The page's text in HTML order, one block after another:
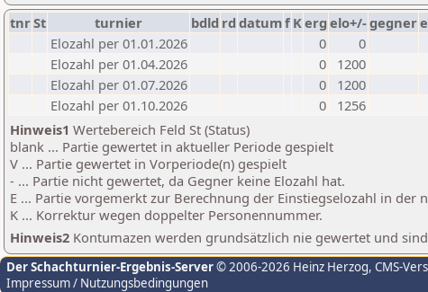
tnrSt turnier bdld rd datumf Kerg elo+/-gegner
Elozahl per 01.01.2026
0
0
Elozahl per 01.04.2026
0
1200
Elozahl per 01.07.2026
0
1200
Elozahl per 01.10.2026
0
1256
Hinweis1 Wertebereich Feld St (Status)
blank ... Partie gewertet in aktueller Periode gespielt
V ... Partie gewertet in Vorperiode(n) gespielt
- ... Partie nicht gewertet, da Gegner keine Elozahl hat.
E ... Partie vorgemerkt zur Berechnung der Einstiegselozahl in der
K ... Korrektur wegen doppelter Personennummer.
Hinweis2 Kontumazen werden grundsätzlich nie gewertet und
Der Schachturnier-Ergebnis-Server© 2006-2026 Heinz Herzog, CMS-
Impressum / Nutzungsbedingungen